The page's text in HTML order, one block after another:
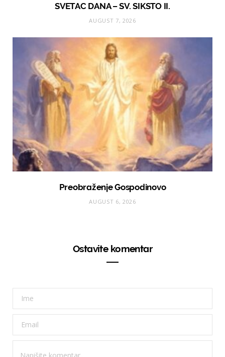
SVETAC DANA – SV. SIKSTO II.
AUGUST 7, 2026
Preobraženje Gospodinovo
AUGUST 6, 2026
Ostavite komentar